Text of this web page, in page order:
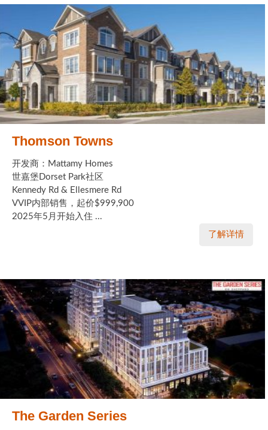
Thomson Towns
开发商：Mattamy Homes
世嘉堡Dorset Park社区
Kennedy Rd & Ellesmere Rd
VVIP内部销售，起价$999,900
2025年5月开始入住 ...
了解详情
The Garden Series